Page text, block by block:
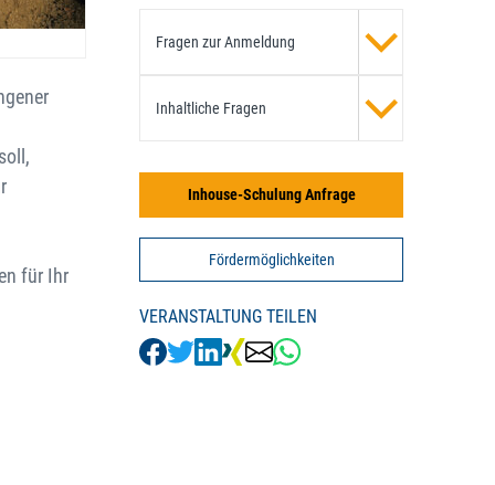
für Ihr
Fragen zur Anmeldung
Inhaltliche Fragen
Inhouse-Schulung Anfrage
Fördermöglichkeiten
VERANSTALTUNG TEILEN